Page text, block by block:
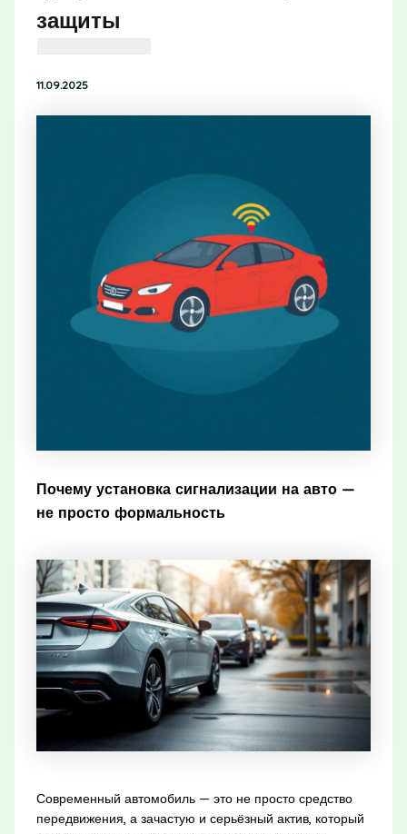
защиты
11.09.2025
Почему установка сигнализации на авто —
не просто формальность
Современный автомобиль — это не просто средство
передвижения, а зачастую и серьёзный актив, который